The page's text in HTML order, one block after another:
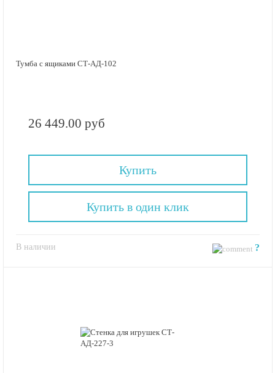
Тумба с ящиками СТ-АД-102
26 449.00 руб
Купить
В наличии ?
Купить в один клик